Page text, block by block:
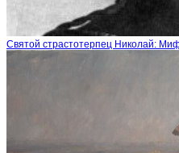
Святой страстотерпец Николай: